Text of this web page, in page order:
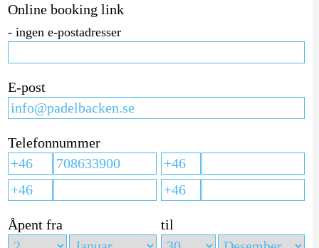
Online booking link
- ingen e-postadresser
E-post
Telefonnummer
Åpent fra til